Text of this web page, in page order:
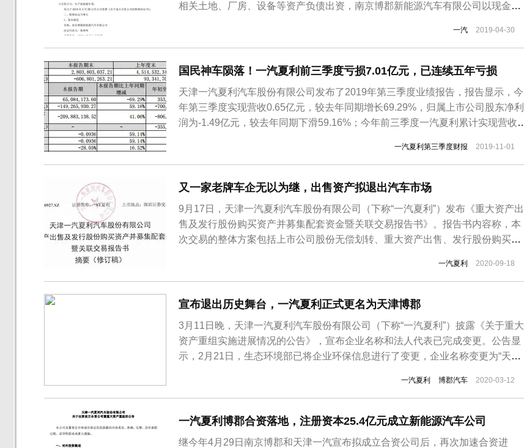
相关土地、厂房、设备等资产负债出资，南京博郡新能源汽车有限公司以现金出
股并拥有绝对控股权，而一汽夏利则主要以生产资质等进行出资，未来一汽夏利
的债务则由合资公司承担。根据协议，合资公司注册...
一汽 2019-04-30
国民神车陨落！一汽夏利前三季度亏损7.01亿元，已连续五年亏损
天津一汽夏利汽车股份有限公司发布了2019年第三季度业绩报告，报告显示，今
年第三季度实现营收0.65亿元，较去年同期增长69.29%，归属上市公司股东净利
润为-1.49亿元，较去年同期下滑59.16%；今年前三季度一汽夏利累计实现营收
较去年同期增长30.15%；实际上，一汽夏利自2012年扣非后净利润就再也没有
实...
一汽夏利第三季度财报 2019-11-01
又一家老牌车企无以为继，出售资产拟退出汽车市场
9月17日，天津一汽夏利汽车股份有限公司（下称“一汽夏利”）发布《重大资产出
售及发行股份购买资产并募集配套资金暨关联交易报告书》。报告书内容称，本
次交易的整体方案包括上市公司股份无偿划转、重大资产出售、发行股份购买资
一汽夏利697620651股股份无偿划转给中国铁路物资股份有限公司。此外，一汽
夏利计划将其持有的除鑫安保险17.5...
一汽夏利 2020-09-18
宣布退出历史舞台，一汽夏利正式更名为天津博郡
3月11日晚，天津一汽夏利汽车股份有限公司（下称“一汽夏利”）披露《关于重大
资产重组实施进展情况的公告》，宣布企业名称和法人代表已完成变更。公告显
示，2月21日，生态环境部已将企业环保信息进行了变更，企业名称变更为“天津
2019年9月7日，一汽夏利发布公告称，拟以整车相关土地、厂房、设备等资产及
负债出资，南京博郡新...
一汽夏利 博郡汽车 2020-03-12
一汽夏利博郡合资落地，注册资本25.4亿元成立新能源汽车公司
继今年4月29日南京博郡和天津一汽宣布拟成立合资公司后，再次加速合资进